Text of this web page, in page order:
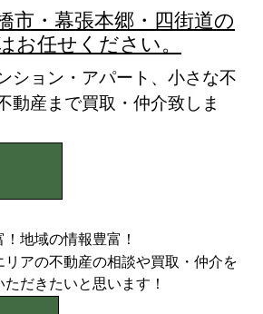
市・幕張本郷・四街道の
お任せください。
ション・アパート、小さな不
動産まで買取・仲介致しま
地域の情報豊富！
アの不動産の相談や買取・仲介を
だきたいと思います！